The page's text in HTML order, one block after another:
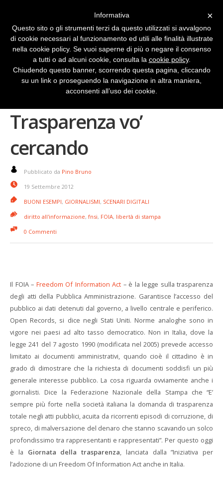
FOIA anche in Italia.
Trasparenza vo’
cercando
Pubblicato da Pino Bruno
19 Settembre 2012
BUONI ESEMPI, GIORNALISMI, SCENARI DIGITALI
diritto all'informazione, fnsi, FOIA, libertà di stampa
0 Commenti
Il FOIA – Freedom Of Information Act – è la legge sulla trasparenza
degli atti della Pubblica Amministrazione. Garantisce l’accesso del
pubblico ai dati detenuti dal governo, a livello centrale e periferico.
Open Records, si dice negli Stati Uniti. Norme analoghe sono in
vigore nei paesi ad alto tasso democratico. Non in Italia, dove la
legge 241 del 7 agosto 1990 (modificata nel 2005) prevede accesso
limitato ai documenti amministrativi, quando cioè il cittadino è in
grado di dimostrare che la richiesta di documenti soddisfi un più
generale interesse pubblico. La cosa riguarda ovviamente anche i
giornalisti. Dice la Federazione Nazionale della Stampa che “E’
sempre più forte nella società italiana la domanda di trasparenza
totale negli atti pubblici, acuita da ricorrenti episodi di corruzione, di
spreco, di malversazione del denaro che stanno scavando un solco
profondissimo tra rappresentanti e rappresentati”. Per questo oggi
è la Giornata della trasparenza, lanciata dalla ”Iniziativa per
l’adozione di un Freedom Of Information Act anche in Italia.
×
Informativa
Questo sito o gli strumenti terzi da questo utilizzati si avvalgono
di cookie necessari al funzionamento ed utili alle finalità illustrate
nella cookie policy. Se vuoi saperne di più o negare il consenso
a tutti o ad alcuni cookie, consulta la cookie policy.
Chiudendo questo banner, scorrendo questa pagina, cliccando
su un link o proseguendo la navigazione in altra maniera,
acconsenti all’uso dei cookie.